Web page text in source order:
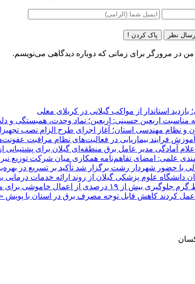
ارسال نظر پاک کردن !
من در مرورگر برای زمانی که دوباره دیدگاهی می‌نویسم.
استاندار از مواکب گیلانی در کربلای معلی
به مناسبت اربعین حسینی: اربعین؛ نماد وحدت، همبستگی
و نظام مهندسی استان؛ آغاز اجرای طرح الزام نصب
فرایند بیماریابی در فعالیت‌های نظام مراقبت
آمادگی مدیر عامل برق منطقه‌ای گیلان برای
علمی: امضای تفاهم‌نامه همكاری میان شركت توزیع
با حضور شهردار رشت برگزار شد تأکید بر تسریع در
دانشگاه علوم پزشکی گیلان از روند ارائه خدمات
درصدی از اعمال خاموشی برای مشتركان
كاهش قابل توجه مصرف برق در استان با پویش «۲۵درجه؛ قرار همدلی»